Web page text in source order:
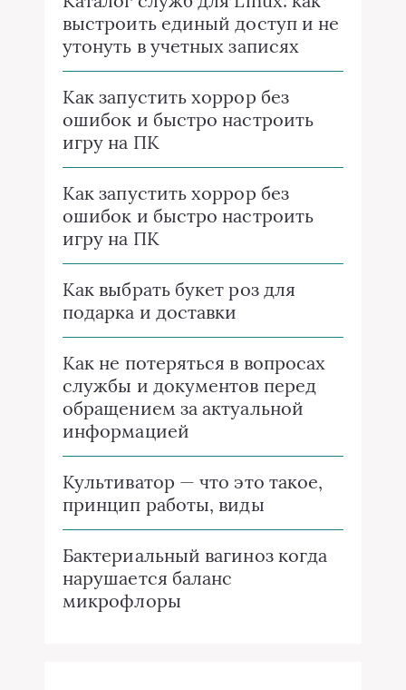
выстроить единый доступ и не
утонуть в учетных записях
Как запустить хоррор без
ошибок и быстро настроить
игру на ПК
Как запустить хоррор без
ошибок и быстро настроить
игру на ПК
Как выбрать букет роз для
подарка и доставки
Как не потеряться в вопросах
службы и документов перед
обращением за актуальной
информацией
Культиватор — что это такое,
принцип работы, виды
Бактериальный вагиноз когда
нарушается баланс
микрофлоры